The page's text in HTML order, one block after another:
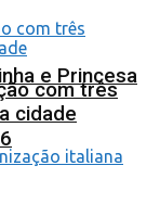
e Princesa
com três
cidade